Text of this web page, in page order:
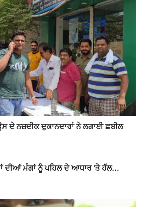
ਦੇ ਨਜ਼ਦੀਕ ਦੁਕਾਨਦਾਰਾਂ ਨੇ ਲਗਾਈ ਛਬੀਲ
ਦੀਆਂ ਮੰਗਾਂ ਨੂੰ ਪਹਿਲ ਦੇ ਆਧਾਰ 'ਤੇ ਹੱਲ...